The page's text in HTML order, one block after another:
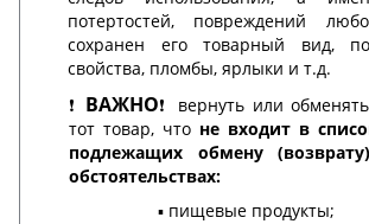
потертостей, повреждений
сохранен его товарный вид,
свойства, пломбы, ярлыки и т.д.
❗️ ВАЖНО❗️ вернуть или
тот товар, что не входит в
подлежащих обмену
обстоятельствах:
▪️ пищевые продукты;